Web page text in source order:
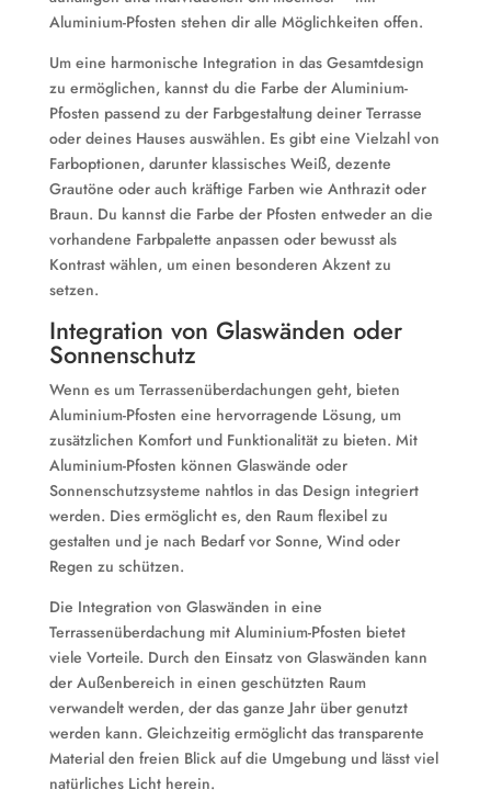
Aluminium-Pfosten stehen dir alle Möglichkeiten offen.
Um eine harmonische Integration in das Gesamtdesign
zu ermöglichen, kannst du die Farbe der Aluminium-
Pfosten passend zu der Farbgestaltung deiner Terrasse
oder deines Hauses auswählen. Es gibt eine Vielzahl von
Farboptionen, darunter klassisches Weiß, dezente
Grautöne oder auch kräftige Farben wie Anthrazit oder
Braun. Du kannst die Farbe der Pfosten entweder an die
vorhandene Farbpalette anpassen oder bewusst als
Kontrast wählen, um einen besonderen Akzent zu
setzen.
Integration von Glaswänden oder
Sonnenschutz
Wenn es um Terrassenüberdachungen geht, bieten
Aluminium-Pfosten eine hervorragende Lösung, um
zusätzlichen Komfort und Funktionalität zu bieten. Mit
Aluminium-Pfosten können Glaswände oder
Sonnenschutzsysteme nahtlos in das Design integriert
werden. Dies ermöglicht es, den Raum flexibel zu
gestalten und je nach Bedarf vor Sonne, Wind oder
Regen zu schützen.
Die Integration von Glaswänden in eine
Terrassenüberdachung mit Aluminium-Pfosten bietet
viele Vorteile. Durch den Einsatz von Glaswänden kann
der Außenbereich in einen geschützten Raum
verwandelt werden, der das ganze Jahr über genutzt
werden kann. Gleichzeitig ermöglicht das transparente
Material den freien Blick auf die Umgebung und lässt viel
natürliches Licht herein.